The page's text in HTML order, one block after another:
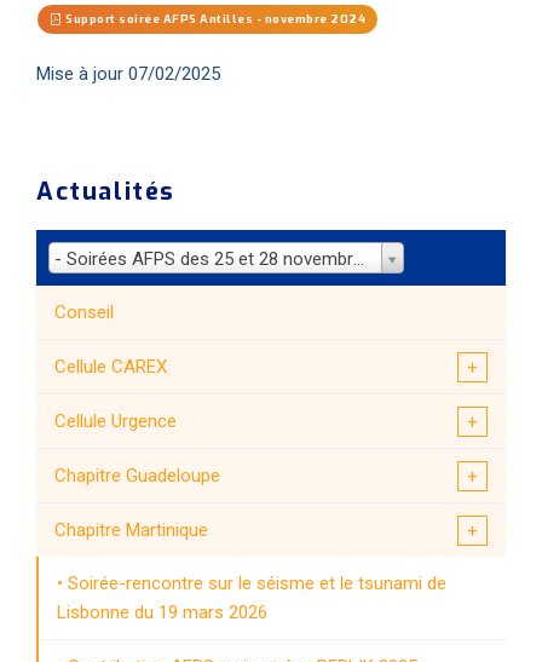
Support soirée AFPS Antilles - novembre 2024
Mise à jour 07/02/2025
Actualités
Conseil
Cellule CAREX
Cellule Urgence
Chapitre Guadeloupe
Chapitre Martinique
Soirée-rencontre sur le séisme et le tsunami de
Lisbonne du 19 mars 2026